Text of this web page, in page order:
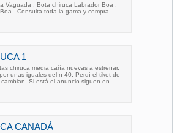
Vaguada , Bota chiruca Labrador Boa ,
. Consulta toda la gama y compra
1
chiruca media caña nuevas a estrenar,
unas iguales del n 40. Perdí el tiket de
Si está el anuncio siguen en
CANADÁ